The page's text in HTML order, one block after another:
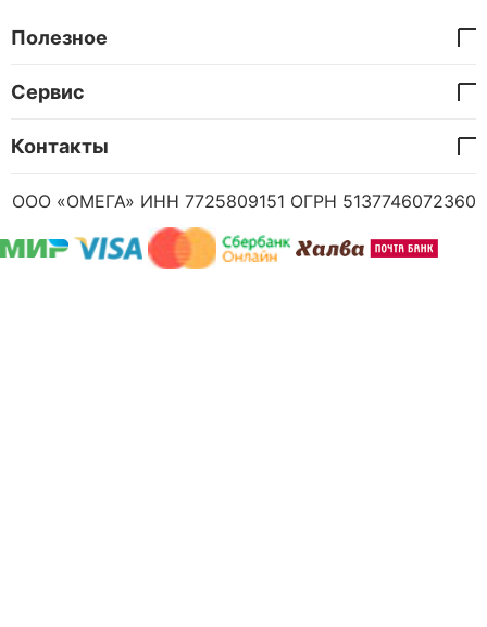
Полезное
Сервис
Контакты
ООО «ОМЕГА» ИНН 7725809151 ОГРН 5137746072360